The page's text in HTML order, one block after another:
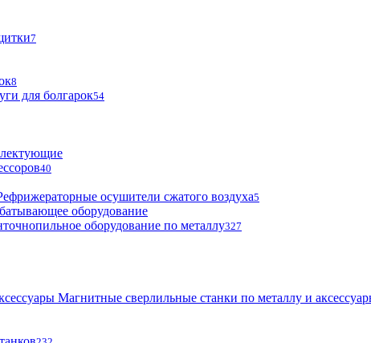
7
8
для болгарок54
40
осушители сжатого воздуха5
оборудование
оборудование по металлу327
Магнитные сверлильные станки по металлу и